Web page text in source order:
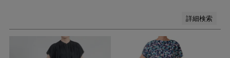
詳細検索